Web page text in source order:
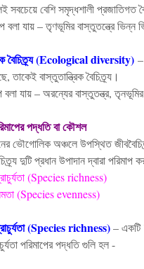
সবচেয়েবেশিসমৃদ্ধশালীপ্রজাতিগত
বলাযায়–তৃণভূমিরবাস্তুতন্ত্রেভিন্ন
বৈচিত্র্য (Ecological diversity) –
,তাকেইবাস্তুতান্ত্রিকবৈচিত্র্য ।
বলাযায়–অরন্যেরবাস্তুতন্ত্র,তৃনভূমির
পদ্ধতি বা কৌশল
ভৌগোলিকঅঞ্চলেউপস্থিত
দুটিপ্রধানউপাদানদ্বারাপরিমাপ
(Species richness)
(Species evenness)
(Species richness)–একটি
পরিমাপেরপদ্ধতিগুলিহল-